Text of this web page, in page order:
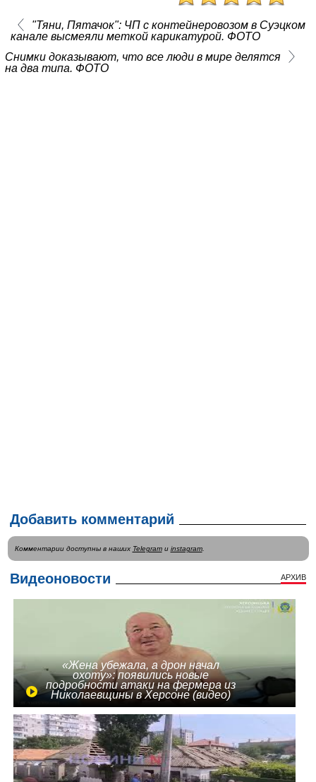
"Тяни, Пятачок": ЧП с контейнеровозом в Суэцком
канале высмеяли меткой карикатурой. ФОТО
Снимки доказывают, что все люди в мире делятся
на два типа. ФОТО
Добавить комментарий
Комментарии доступны в наших Telegramи instagram.
Видеоновости АРХИВ
«Жена убежала, а дрон начал
охоту»: появились новые
подробности атаки на фермера из
Николаевщины в Херсоне (видео)